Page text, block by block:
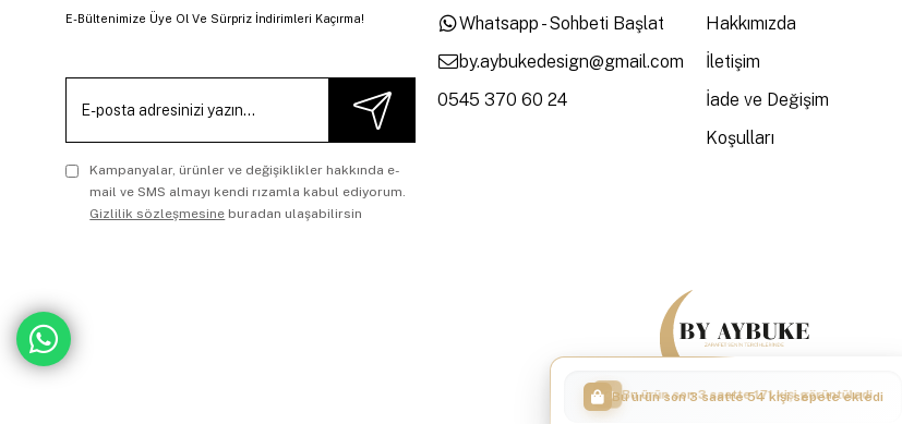
E-Bültenimize Üye Ol Ve Sürpriz İndirimleri Kaçırma!
Kampanyalar, ürünler ve değişiklikler hakkında e-
mail ve SMS almayı kendi rızamla kabul ediyorum.
Gizlilik sözleşmesine buradan ulaşabilirsin
Whatsapp - Sohbeti Başlat
by.aybukedesign@gmail.com
0545 370 60 24
Hakkımızda
İletişim
İade ve Değişim
Koşulları
Bu ürün son 3 saatte 54 kişi sepete ekledi